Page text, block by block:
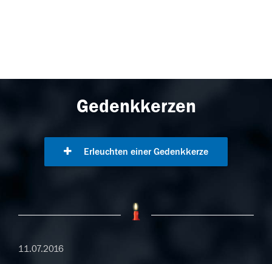
Gedenkkerzen
Erleuchten einer Gedenkkerze
11.07.2016